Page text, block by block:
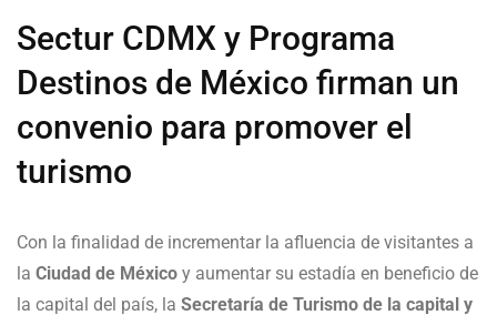
Sectur CDMX y Programa
Destinos de México firman un
convenio para promover el
turismo
Con la finalidad de incrementar la afluencia de visitantes a
la Ciudad de México y aumentar su estadía en beneficio de
la capital del país, la Secretaría de Turismo de la capital y